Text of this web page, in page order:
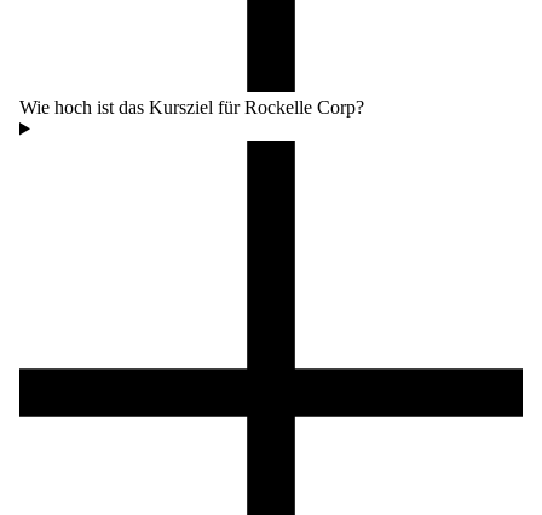
Wie hoch ist das Kursziel für Rockelle Corp?